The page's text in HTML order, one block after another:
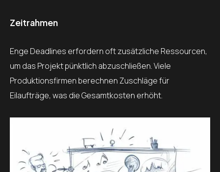
Zeitrahmen
Enge Deadlines erfordern oft zusätzliche Ressourcen,
um das Projekt pünktlich abzuschließen. Viele
Produktionsfirmen berechnen Zuschläge für
Eilaufträge, was die Gesamtkosten erhöht.